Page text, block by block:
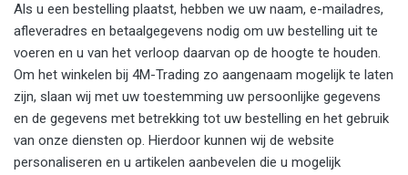
Als u een bestelling plaatst, hebben we uw naam, e-mailadres,
afleveradres en betaalgegevens nodig om uw bestelling uit te
voeren en u van het verloop daarvan op de hoogte te houden.
Om het winkelen bij 4M-Trading zo aangenaam mogelijk te laten
zijn, slaan wij met uw toestemming uw persoonlijke gegevens
en de gegevens met betrekking tot uw bestelling en het gebruik
van onze diensten op. Hierdoor kunnen wij de website
personaliseren en u artikelen aanbevelen die u mogelijk